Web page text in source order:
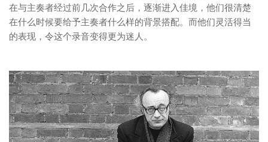
在与主奏者经过前几次合作之后，逐渐进入佳境，他们很清楚
在什么时候要给予主奏者什么样的背景搭配。而他们灵活得当
的表现，令这个录音变得更为迷人。